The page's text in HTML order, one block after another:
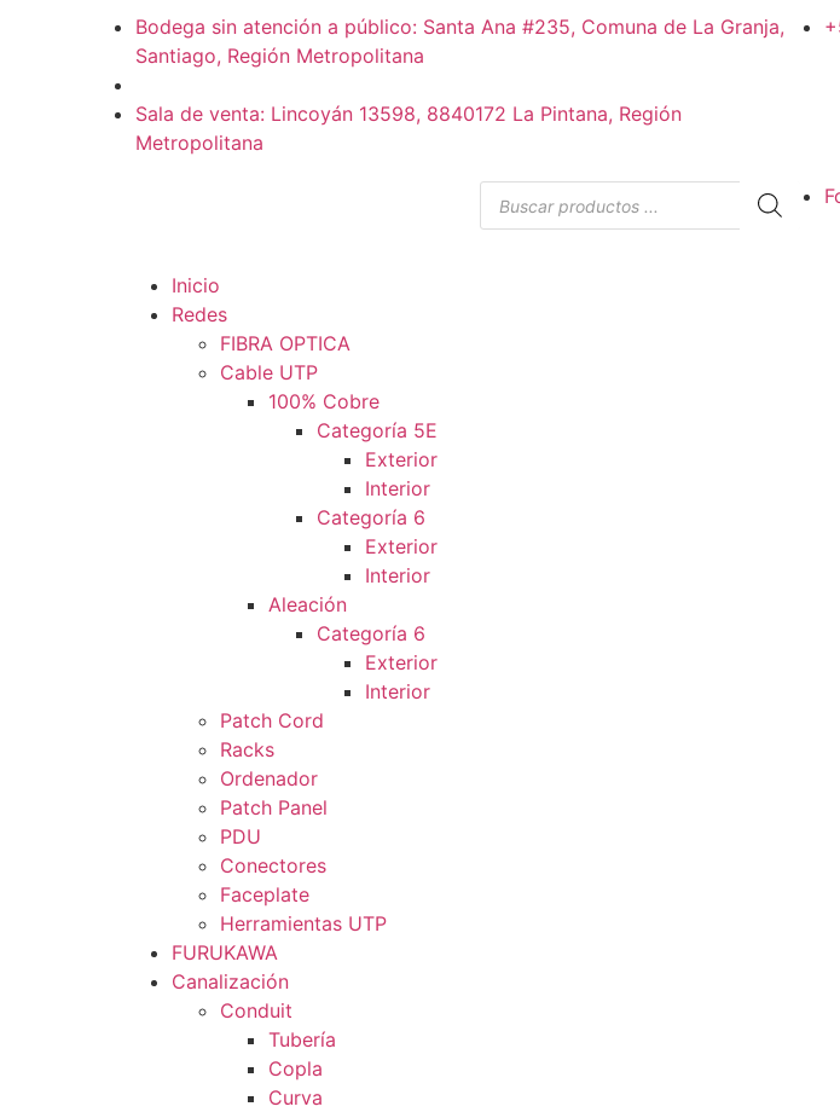
Bodega sin atención a público: Santa Ana #235, Comuna de La Granja,
Santiago, Región Metropolitana
Sala de venta: Lincoyán 13598, 8840172 La Pintana, Región
Metropolitana
Inicio
Redes
FIBRA OPTICA
Cable UTP
100% Cobre
Categoría 5E
Exterior
Interior
Categoría 6
Exterior
Interior
Aleación
Categoría 6
Exterior
Interior
Patch Cord
Racks
Ordenador
Patch Panel
PDU
Conectores
Faceplate
Herramientas UTP
FURUKAWA
Canalización
Conduit
Tubería
Copla
Curva